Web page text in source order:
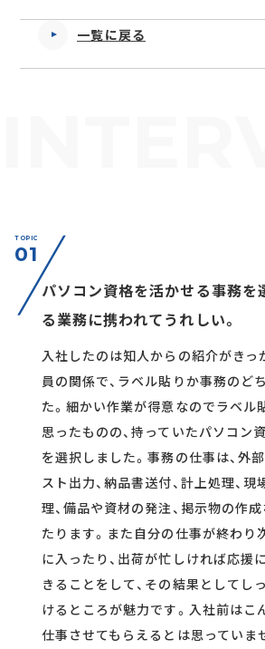
一覧に戻る
TOPIC
01
パソコン資格を活かせる事務を
る業務に携われてうれしい。
入社したのは知人からの紹介がきっ
員の関係で、ラベル貼りか事務のど
た。細かい作業が得意なのでラベル
思ったものの、持っていたパソコン
を選択しました。事務の仕事は、外
スト出力、納品書送付、計上処理、
理、備品や資材の発注、掲示物の作
たります。また自分の仕事が終わり
に入ったり、出荷が忙しければ応援
きることをして、その結果としてし
けるところが魅力です。入社前はこ
仕事させてもらえるとは思っていま